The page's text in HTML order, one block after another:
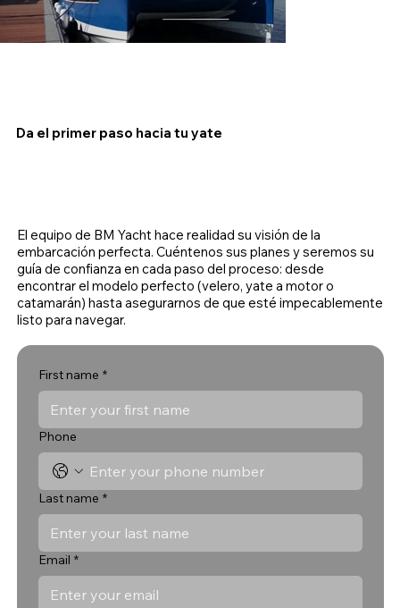
First name *
Phone
Last name *
Email *
Da el primer paso hacia tu yate
El equipo de BM Yacht hace realidad su visión de la
embarcación perfecta. Cuéntenos sus planes y seremos su
guía de confianza en cada paso del proceso: desde
encontrar el modelo perfecto (velero, yate a motor o
catamarán) hasta asegurarnos de que esté impecablemente
listo para navegar.